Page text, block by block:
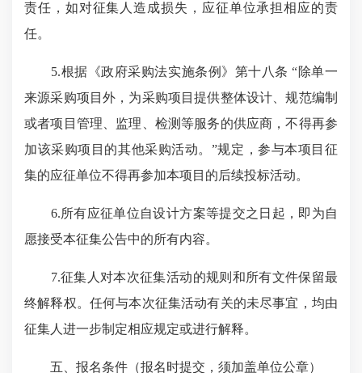
责任，如对征集人造成损失，应征单位承担相应的责
任。
5.根据《政府采购法实施条例》第十八条 “除单一
来源采购项目外，为采购项目提供整体设计、规范编制
或者项目管理、监理、检测等服务的供应商，不得再参
加该采购项目的其他采购活动。”规定，参与本项目征
集的应征单位不得再参加本项目的后续投标活动。
6.所有应征单位自设计方案等提交之日起，即为自
愿接受本征集公告中的所有内容。
7.征集人对本次征集活动的规则和所有文件保留最
终解释权。任何与本次征集活动有关的未尽事宜，均由
征集人进一步制定相应规定或进行解释。
五、报名条件（报名时提交，须加盖单位公章）